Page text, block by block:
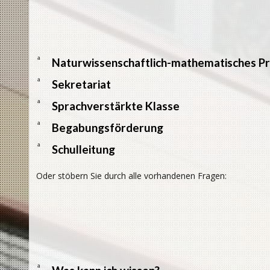
a Naturwissenschaftlich-mathematisches
a Sekretariat
a Sprachverstärkte Klasse
a Begabungsförderung
a Schulleitung
Oder stöbern Sie durch alle vorhandenen Fragen:
a